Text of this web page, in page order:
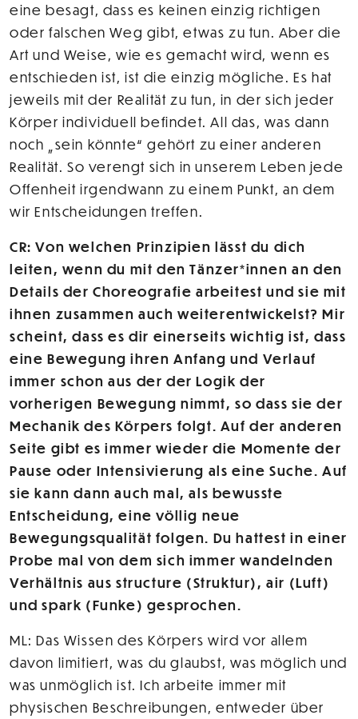
eine besagt, dass es keinen einzig richtigen
oder falschen Weg gibt, etwas zu tun. Aber die
Art und Weise, wie es gemacht wird, wenn es
entschieden ist, ist die einzig mögliche. Es hat
jeweils mit der Realität zu tun, in der sich jeder
Körper individuell befindet. All das, was dann
noch „sein könnte“ gehört zu einer anderen
Realität. So verengt sich in unserem Leben jede
Offenheit irgendwann zu einem Punkt, an dem
wir Entscheidungen treffen.
CR: Von welchen Prinzipien lässt du dich
leiten, wenn du mit den Tänzer*innen an den
Details der Choreografie arbeitest und sie mit
ihnen zusammen auch weiterentwickelst? Mir
scheint, dass es dir einerseits wichtig ist, dass
eine Bewegung ihren Anfang und Verlauf
immer schon aus der der Logik der
vorherigen Bewegung nimmt, so dass sie der
Mechanik des Körpers folgt. Auf der anderen
Seite gibt es immer wieder die Momente der
Pause oder Intensivierung als eine Suche. Auf
sie kann dann auch mal, als bewusste
Entscheidung, eine völlig neue
Bewegungsqualität folgen. Du hattest in einer
Probe mal von dem sich immer wandelnden
Verhältnis aus structure (Struktur), air (Luft)
und spark (Funke) gesprochen.
ML: Das Wissen des Körpers wird vor allem
davon limitiert, was du glaubst, was möglich und
was unmöglich ist. Ich arbeite immer mit
physischen Beschreibungen, entweder über